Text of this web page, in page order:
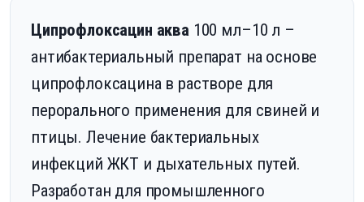
Ципрофлоксацин аква100 мл–10 л –
антибактериальный препарат на основе
ципрофлоксацина в растворе для
перорального применения для свиней и
птицы. Лечение бактериальных
инфекций ЖКТ и дыхательных путей.
Разработан для промышленного